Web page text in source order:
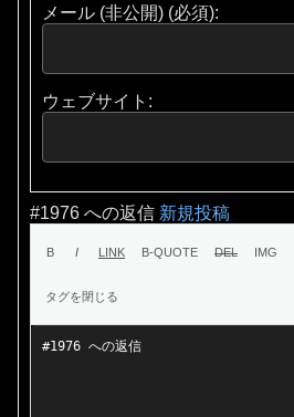
メール (非公開) (必須):
ウェブサイト:
#1976 への返信 新規投稿